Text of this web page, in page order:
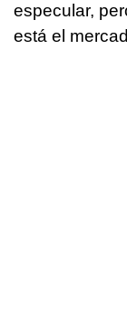
especular,
está el